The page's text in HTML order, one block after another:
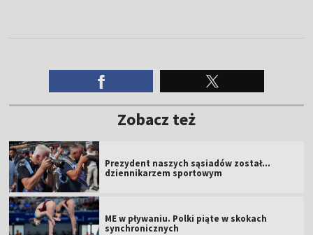
Zobacz też
Prezydent naszych sąsiadów został...
dziennikarzem sportowym
ME w pływaniu. Polki piąte w skokach
synchronicznych